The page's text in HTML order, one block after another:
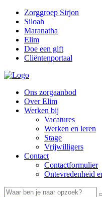
Zorggroep Sirjon
Siloah
Maranatha
Elim
Doe een gift
Cliëntenportaal
Ons zorgaanbod
Over Elim
Werken bij
Vacatures
Werken en leren
Stage
Vrijwilligers
Contact
Contactformulier
Ontevredenheid